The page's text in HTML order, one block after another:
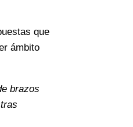
que
ámbito
brazos